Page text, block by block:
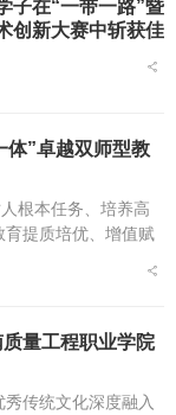
子在“一带一路”暨
创新大赛中斩获佳
体”卓越双师型教
根本任务、培养高
提质培优、增值赋
进程加速，构建卓
量工程职业学院
传统文化深度融入